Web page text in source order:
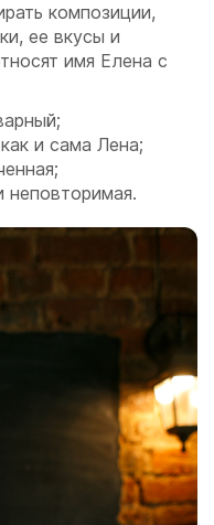
композиции,
ее вкусы и
имя Елена с
и сама Лена;
неповторимая.